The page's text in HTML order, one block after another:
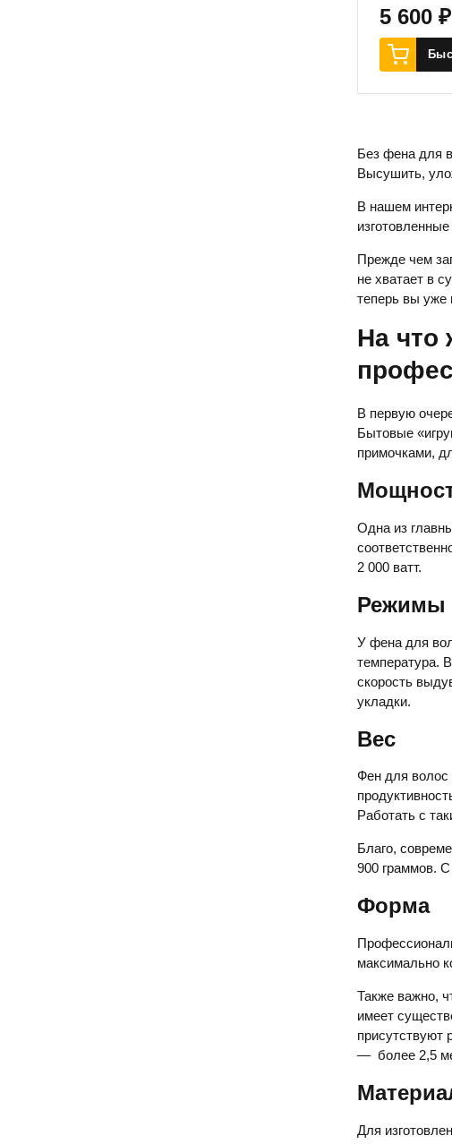
5 600 ₽
Без фена для
Высушить,
В нашем
Прежде чем
не хватает в
теперь вы уже
На что
В первую
Бытовые
примочками,
Одна из
2 000 ватт.
Режимы
У фена для
температура.
скорость
укладки.
Вес
Фен для волос
Работать с
Благо,
900 граммов.
Форма
максимально
Также важно,
имеет
присутствуют
— более 2,5
Для